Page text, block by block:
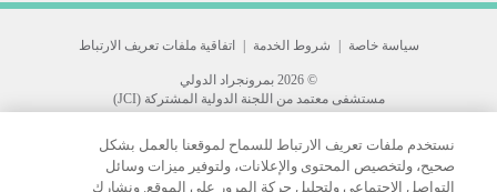
سياسة خاصة شروط الخدمة اتفاقية ملفات تعريف الارتباط
© 2026 بمرونجراد الدولي
مستشفى معتمد من اللجنة الدولية المشتركة (JCI)
33 Sukhumvit 3, Wattana, Bangkok 10110 Thailand.
All rights reserved.
نستخدم ملفات تعريف الارتباط للسماح لموقعنا بالعمل بشكل
صحيح، ولتخصيص المحتوى والإعلانات، ولتوفير ميزات وسائل
التواصل الاجتماعي ولتحليل حركة المرور على الموقع. ونشارك